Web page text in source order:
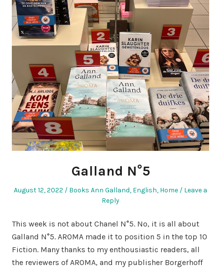
Galland N°5
Posted
August 12, 2022
Posted
Books Ann Galland, English, Home
Leave a
Reply
This week is not about Chanel N°5. No, it is all about
Galland N°5. AROMA made it to position 5 in the top 10
Fiction. Many thanks to my enthousiastic readers, all
the reviewers of AROMA, and my publisher Borgerhoff